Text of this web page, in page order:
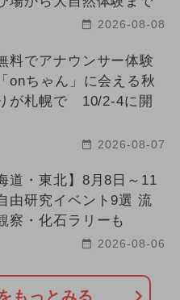
2026-08-08
料でアナウンサー体験
onちゃん」に会える秋
が札幌で 10/2-4に開
2026-08-07
道・東北】8月8日～11
由研究イベント9選 流
察・化石ラリーも
2026-08-06
もっとみる